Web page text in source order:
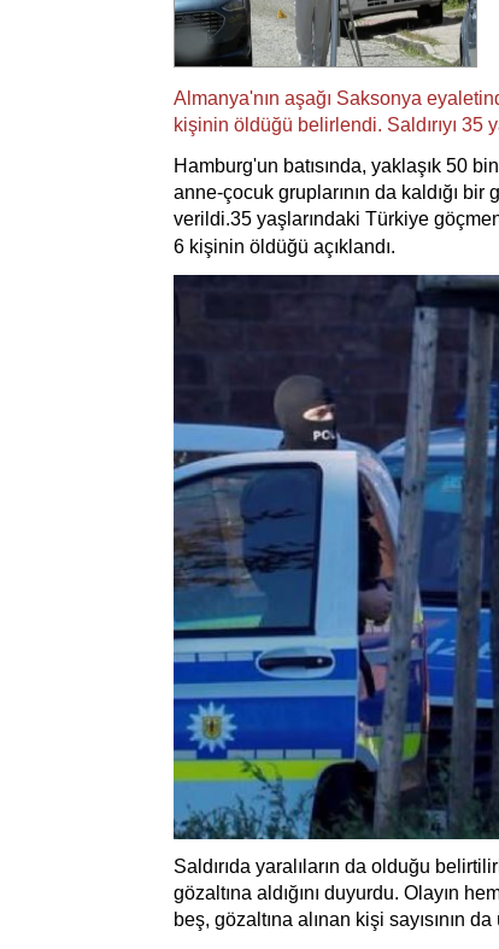
Almanya'nın aşağı Saksonya
kişinin öldüğü belirlendi. Saldırıyı 35
Hamburg'un batısında, yaklaşık 50
anne-çocuk gruplarının da kaldığı
verildi.35 yaşlarındaki Türkiye
6 kişinin öldüğü açıklandı.
Saldırıda yaralıların da olduğu
gözaltına aldığını duyurdu. Olayın
beş, gözaltına alınan kişi sayısının